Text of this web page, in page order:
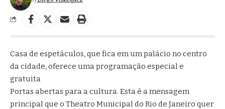
Casa de espetáculos, que fica em um palácio no centro
da cidade, oferece uma programação especial e
gratuita
Portas abertas para a cultura. Esta é a mensagem
principal que o Theatro Municipal do Rio de Janeiro quer